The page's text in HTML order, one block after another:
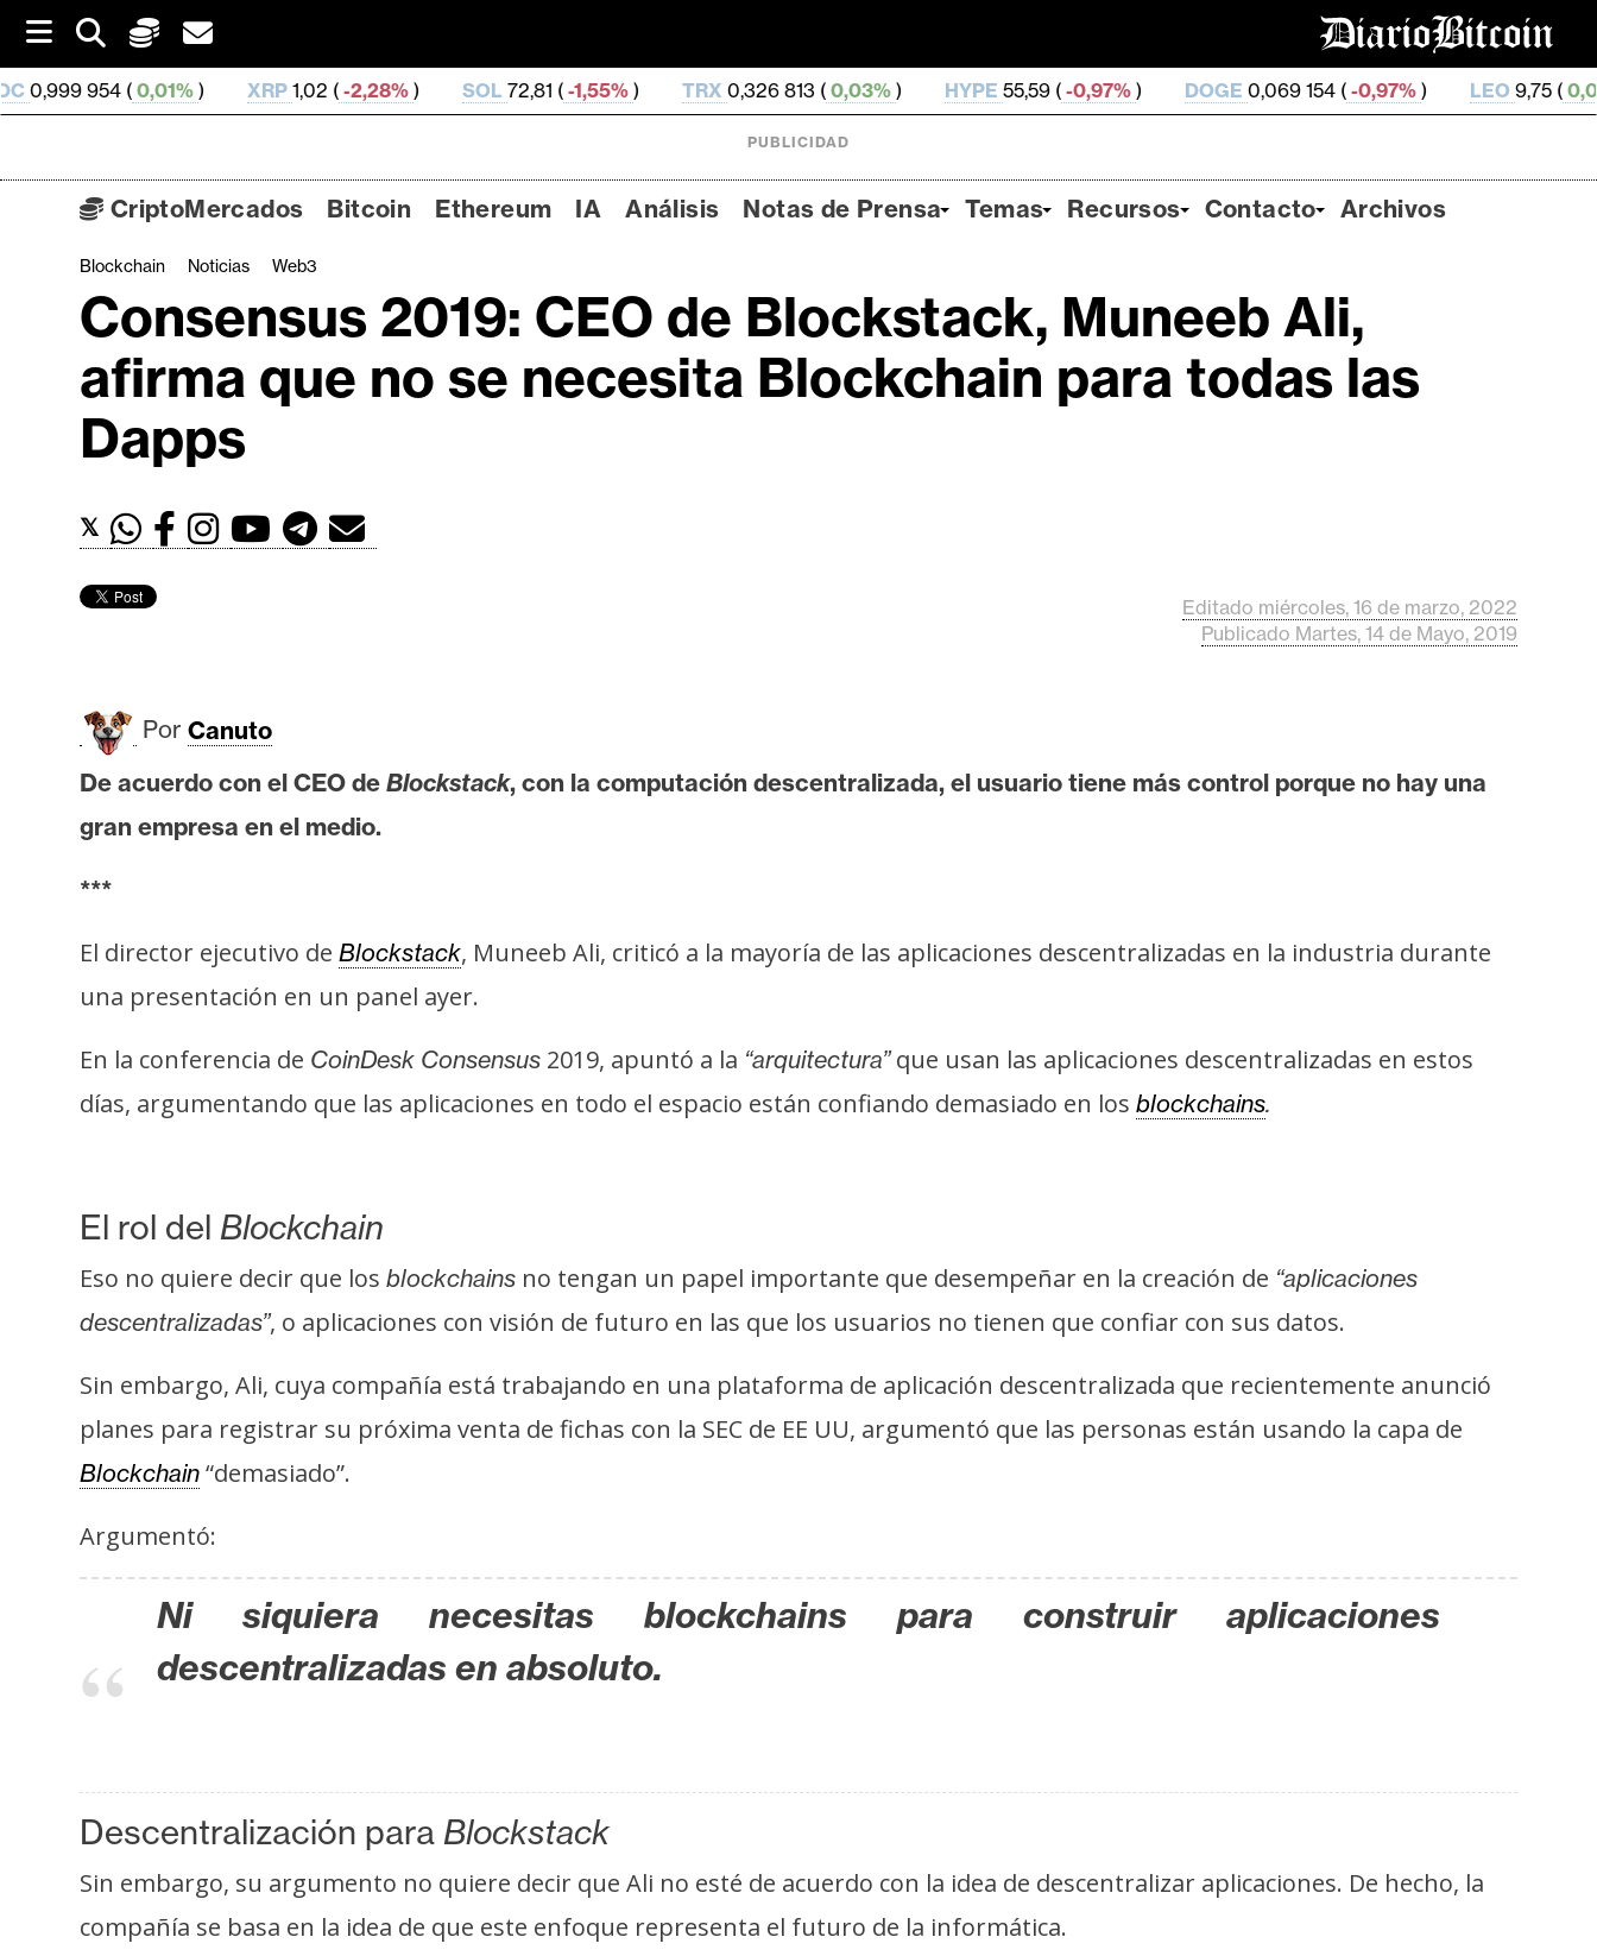
i
p
t
0,01%) XRP1,02 ( -2,28% ) SOL72,81 ( -1,55%) TRX0,326 813 (0,03%) HYPE55,59 ( -0,97%) DOGE0,069 154 (-0,97%) LEO9,75 ( 0,04% )
C
r
i
p
t
r
a
B
t
c
i
n
E
t
h
e
u
m
A
A
á
l
i
N
o
a
s
PUBLICIDAD
CriptoMercados Bitcoin Ethereum IA Análisis Notas de Prensa Temas Recursos Contacto Archivos
Blockchain Noticias Web3
Consensus 2019: CEO de Blockstack, Muneeb Ali,
afirma que no se necesita Blockchain para todas las
Dapps
𝕏
Editado miércoles, 16 de marzo, 2022
Publicado Martes, 14 de Mayo, 2019
Por Canuto
De acuerdo con el CEO de Blockstack, con la computación descentralizada, el usuario tiene más control porque no hay una
gran empresa en el medio.
***
El director ejecutivo de Blockstack, Muneeb Ali, criticó a la mayoría de las aplicaciones descentralizadas en la industria durante
una presentación en un panel ayer.
En la conferencia de CoinDesk Consensus 2019, apuntó a la “arquitectura”que usan las aplicaciones descentralizadas en estos
días, argumentando que las aplicaciones en todo el espacio están confiando demasiado en los blockchains.
El rol del Blockchain
Eso no quiere decir que los blockchains no tengan un papel importante que desempeñar en la creación de “aplicaciones
descentralizadas”, o aplicaciones con visión de futuro en las que los usuarios no tienen que confiar con sus datos.
Sin embargo, Ali, cuya compañía está trabajando en una plataforma de aplicación descentralizada que recientemente anunció
planes para registrar su próxima venta de fichas con la SEC de EE UU, argumentó que las personas están usando la capa de
Blockchain “demasiado”.
Argumentó:
Ni siquiera necesitas blockchains para construir aplicaciones
descentralizadas en absoluto.
Descentralización para Blockstack
Sin embargo, su argumento no quiere decir que Ali no esté de acuerdo con la idea de descentralizar aplicaciones. De hecho, la
compañía se basa en la idea de que este enfoque representa el futuro de la informática.